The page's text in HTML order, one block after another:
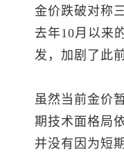
金价跌破对称
去年10月以来
发，加剧了此
虽然当前金价
期技术面格局
并没有因为短